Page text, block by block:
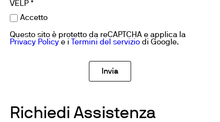
VELP *
Accetto
Questo sito è protetto da reCAPTCHA e applica la
Privacy Policy e i Termini del servizio di Google.
Richiedi Assistenza